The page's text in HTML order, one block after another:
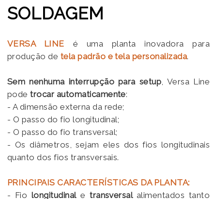
SOLDAGEM
VERSA LINE é uma planta inovadora para
produção de tela padrão e tela personalizada.
Sem nenhuma interrupção para setup , Versa Line
podetrocar automaticamente:
- A dimensão externa da rede;
- O passo do fio longitudinal;
- O passo do fio transversal;
- Os diâmetros, sejam eles dos fios longitudinais
quanto dos fios transversais.
PRINCIPAIS CARACTERÍSTICAS DA PLANTA:
- Fio longitudinaletransversal alimentados tanto